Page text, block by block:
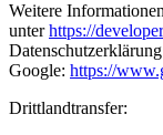
Weitere
unterhttps://
Google: https://
Drittlandtransfer: